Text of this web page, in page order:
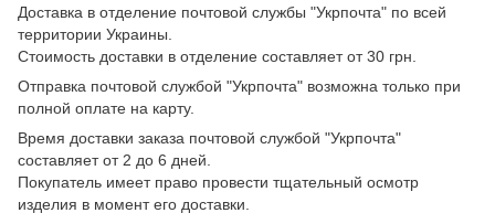
Доставка в отделение почтовой службы "Укрпочта" по всей
территории Украины.
Стоимость доставки в отделение составляет от 30 грн.
Отправка почтовой службой "Укрпочта" возможна только при
полной оплате на карту.
Время доставки заказа почтовой службой "Укрпочта"
составляет от 2 до 6 дней.
Покупатель имеет право провести тщательный осмотр
изделия в момент его доставки.